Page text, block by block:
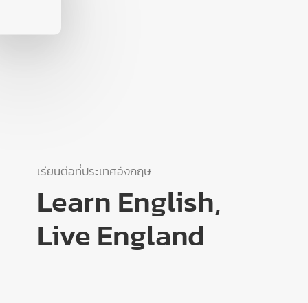
เรียนต่อที่ประเทศอังกฤษ
Learn English,
Live England